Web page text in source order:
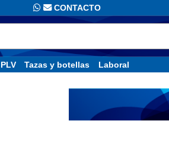
CONTACTO
PLV Tazas y botellas Laboral